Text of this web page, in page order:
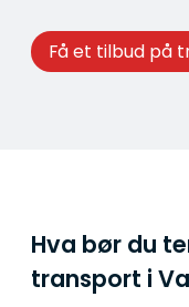
Få et tilbud på
Hva bør du
transport i